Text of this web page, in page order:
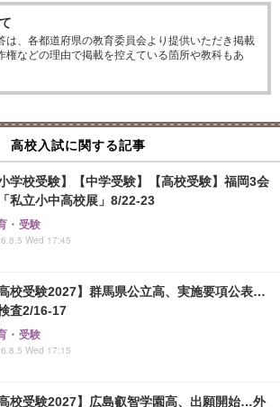
は、各都道府県の教育委員会より提供いただき掲載
権などの理由で掲載を控えている箇所や教科もあ
高校入試に関する記事
小学校受験】【中学受験】【高校受験】福岡3会
私立小中高校展」8/22-23
・受験
Wed 17:45
高校受験2027】群馬県公立高、実施要項公表…
査2/16-17
・受験
Wed 17:15
高校受験2027】広島叡智学園高、出願開始…外